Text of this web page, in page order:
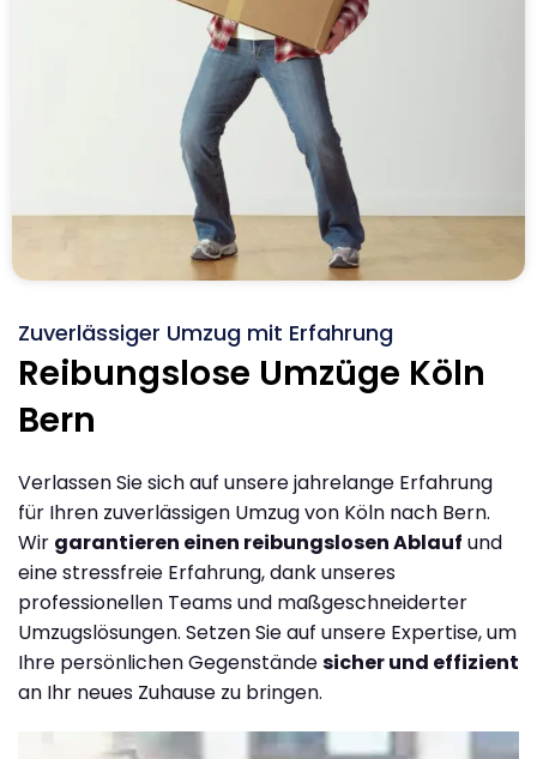
Zuverlässiger Umzug mit Erfahrung
Reibungslose Umzüge Köln
Bern
Verlassen Sie sich auf unsere jahrelange Erfahrung
für Ihren zuverlässigen Umzug von Köln nach Bern.
Wir garantieren einen reibungslosen Ablauf und
eine stressfreie Erfahrung, dank unseres
professionellen Teams und maßgeschneiderter
Umzugslösungen. Setzen Sie auf unsere Expertise, um
Ihre persönlichen Gegenständesicher und effizient
an Ihr neues Zuhause zu bringen.